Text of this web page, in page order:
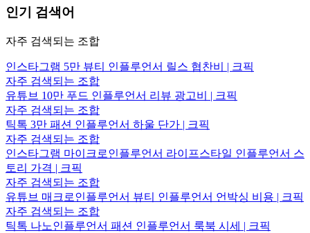
인기 검색어
자주 검색되는 조합
인스타그램 5만 뷰티 인플루언서 릴스 협찬비 | 크픽
자주 검색되는 조합
유튜브 10만 푸드 인플루언서 리뷰 광고비 | 크픽
자주 검색되는 조합
틱톡 3만 패션 인플루언서 하울 단가 | 크픽
자주 검색되는 조합
인스타그램 마이크로인플루언서 라이프스타일 인플루언서 스
토리 가격 | 크픽
자주 검색되는 조합
유튜브 매크로인플루언서 뷰티 인플루언서 언박싱 비용 | 크픽
자주 검색되는 조합
틱톡 나노인플루언서 패션 인플루언서 룩북 시세 | 크픽